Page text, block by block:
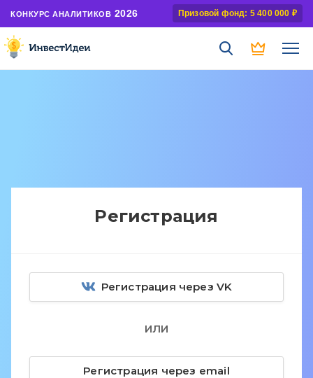
КОНКУРС АНАЛИТИКОВ 2026 Призовой фонд: 5 400 000 ₽
Регистрация
Регистрация через VK
ИЛИ
Регистрация через email